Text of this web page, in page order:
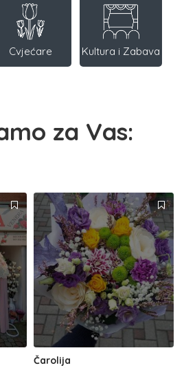
Cvjećare Kultura i Zabava
za Vas:
Čarolija